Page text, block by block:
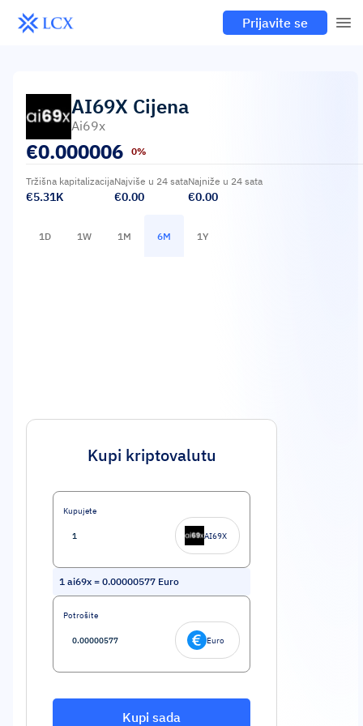
Prijavite se
AI69X Cijena
Ai69x
€0.000006 0%
Tržišna kapitalizacija
€5.31K
Najviše u 24 sata
€0.00
Najniže u 24 sata
€0.00
1D 1W 1M 6M 1Y
Kupi kriptovalutu
Kupujete
AI69X
1 ai69x = 0.00000577 Euro
Potrošite
Euro
Kupi sada